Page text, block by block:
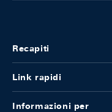
Recapiti
Link rapidi
Informazioni per